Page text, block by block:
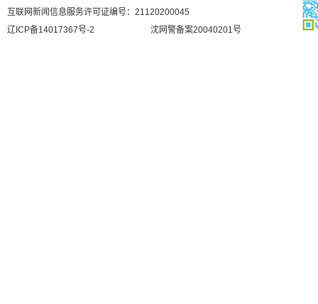
互联网新闻信息服务许可证编号：21120200045
辽ICP备14017367号-2
沈网警备案20040201号